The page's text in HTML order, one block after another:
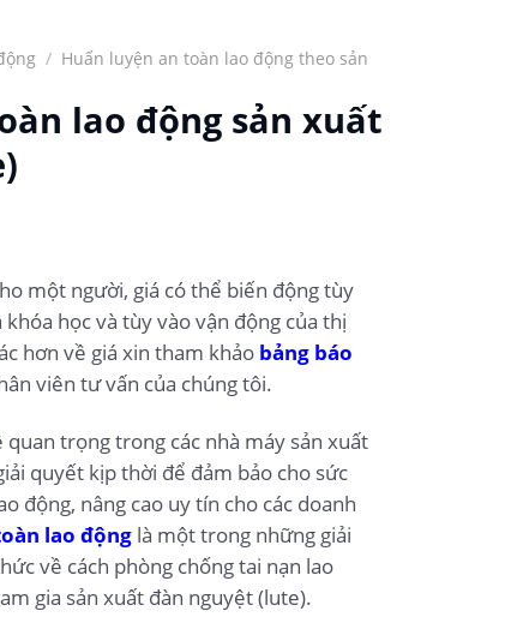
/ Huấn luyện an toàn lao động theo sản
lao động sản xuất
một người, giá có thể biến động tùy
học và tùy vào vận động của thị
hơn về giá xin tham khảo bảng báo
viên tư vấn của chúng tôi.
trọng trong các nhà máy sản xuất
quyết kịp thời để đảm bảo cho sức
động, nâng cao uy tín cho các doanh
lao động là một trong những giải
về cách phòng chống tai nạn lao
gia sản xuất đàn nguyệt (lute).